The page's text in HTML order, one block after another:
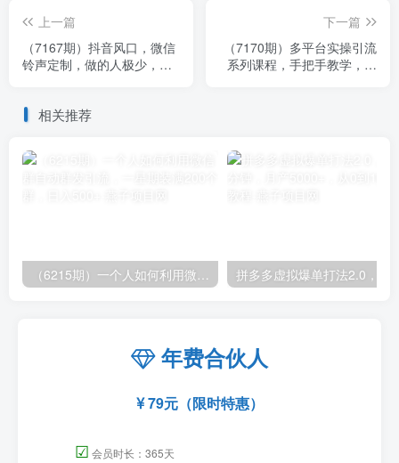
上一篇
（7167期）抖音风口，微信
铃声定制，做的人极少，简
下一篇
（7170期）多平台实操引流
系列课程，手把手教学，新
相关推荐
年费合伙人
79元（限时特惠）
☑ 会员时长：365天